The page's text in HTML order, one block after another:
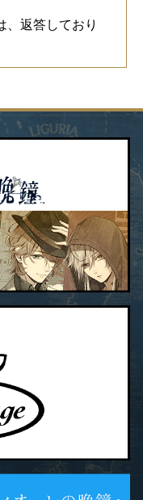
返答しており